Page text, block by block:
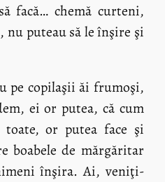
facă… chemă curteni,
nu puteau să le înşire şi
pe copilaşii ăi frumoşi,
ei or putea, că cum
or putea face şi
boabele de mărgăritar
înşira. Ai, veniţi-